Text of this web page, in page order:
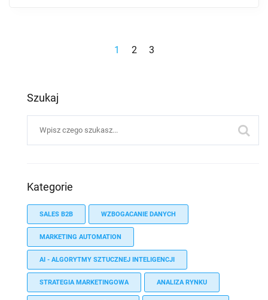
Szukaj
Kategorie
SALES B2B WZBOGACANIE DANYCH
MARKETING AUTOMATION
AI - ALGORYTMY SZTUCZNEJ INTELIGENCJI
STRATEGIA MARKETINGOWA ANALIZA RYNKU
1 2 3